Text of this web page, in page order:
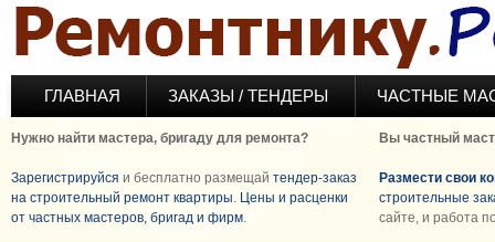
Перейти к основному содержанию
ГЛАВНАЯ ЗАКАЗЫ / ТЕНДЕРЫ ЧАСТНЫЕ
Нужно найти мастера, бригаду для ремонта?
Зарегистрируйся и бесплатно размещай тендер-заказ
на строительный ремонт квартиры. Цены и расценки
от частных мастеров, бригад и фирм.
Вы частный
Размести свои
строительные
сайте, и работа